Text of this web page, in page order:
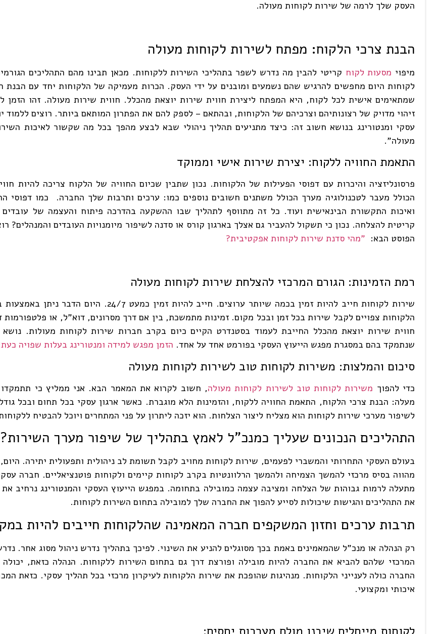
העסק שלך לרמה של שירות לקוחות מעולה.
הבנת צרכי הלקוח: מפתח לשירות לקוחות מעולה
מיפוי מסעות לקוח קריטי להבין מה נדרש לשפר בתהליכי השירות ללקוחות. מכאן תבינו מהם התהליכים
לקוחות היום מחפשים להרגיש שהם נשמעים ומובנים על ידי העסק. הכרות מעמיקה של הלקוחות יחד עם הבנת
שמתאימים אישית לכל לקוח, היא המפתח ליצירת חווית שירות יוצאת מהכלל. חווית שירות מעולה. זהו הזמן
זיהוי מדויק של רצונותיהם וצרכיהם של הלקוחות, ובהתאם – לספק להם את הפתרון המותאם ביותר. רוצים ללמוד
עסקי ומנטורינג בנושא חשוב זה: כיצד מתניעים תהליך ניהולי שבא לבצע מהפך בכל מה שקשור לאיכות
מעולה".
התאמת החוויה ללקוח: יצירת שירות אישי וממוקד
פרסונליזציה והיכרות עם דפוסי הפעילות של הלקוחות. נכון שתבין שכיום החוויה של הלקוח צריכה להיות
הכולל מעבר לטכנולוגיה מערך הכולל משתנים חשובים נוספים כמו: ערכים ותרבות שלך החברה. כמו דפוסי
ואיכות התקשורת הבינאישית ועוד. כל זה מתווסף לתהליך שבו ההשקעה בהדרכה פיתוח והעצמה של עובדים
קריטית להצלחה. נכון כי תשקול להעביר גם אצלך בארגון קורס או סדנה לשיפור מיומנויות העובדים
הפוסט הבא: "מהי סדנת שירות לקוחות אפקטיבית?
רמת הזמינות: הגורם המרכזי להצלחת שירות לקוחות מעולה
הלקוחות צפויים לקבל שירות בכל זמן ובכל מקום. זמינות מתמשכת, בין אם דרך מסרונים, דוא"ל, או פלטפורמות
חווית שירות יוצאת מהכלל החייבת לעמוד בסטנדרט הקיים כיום בקרב חברות שירות לקוחות מעולות.
שנתמקד בהם במסגרת מפגש הייעוץ העסקי בפורמט אחד על אחד. הזמן מפגש למידה ומנטורינג בעלות שפויה
סיכום והמלצות: משירות לקוחות טוב לשירות לקוחות מעולה
כדי להפוך משירות לקוחות טוב לשירות לקוחות מעולה, חשוב לקרוא את המאמר הבא. אני ממליץ כי
מעלה: הבנת צרכי הלקוח, התאמת החוויה ללקוח, והזמינות הלא מוגברת. כאשר ארגון עסקי בכל תחום ובכל
לשיפור מערכי שירות לקוחות הוא מצליח ליצור הצלחות. הוא יזכה ליתרון על פני המתחרים ויוכל להבטיח
התהליכים הנכונים שעליך כמנכ"ל לאמץ בתהליך של שיפור מערך השירות?
בעולם העסקי התחרותי והמשברי לפעמים, שירות לקוחות מחויב לקבל תשומת לב ניהולית ותפעולית יתירה.
מהווה בסיס מרכזי להמשך הצמיחה ולהמשך הרלוונטיות בקרב לקוחות קיימים ולקוחות פוטנציאליים. חברה
מתעלה לרמות גבוהות של הצלחה ומציבה עצמה כמובילה בתחומה. במפגש הייעוץ העסקי והמנטורינג נרחיב את
את התהליכים והגישות שיכולות לסייע להפוך את החברה שלך למובילה בתחום השירות לקוחות.
תרבות ערכים וחזון המשקפים חברה המאמינה שהלקוחות חייבים להיות
רק הנהלה או מנכ"ל שהמאמינים באמת בכך מסוגלים להניע את השינוי. לפיכך בתהליך נדרש ניהול מסוג אחר.
המרכזי שלהם להביא את החברה להיות מובילה ופורצת דרך גם בתחום השירות ללקוחות. הנהלה כזאת, יכולה
החברה כולה לענייני הלקוחות. מנהיגות שהופכת את שירות הלקוחות לעיקרון מרכזי בכל תהליך עסקי. כזאת
איכותי ומקצועי.